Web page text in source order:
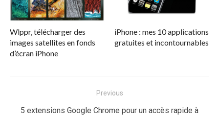
Wlppr, télécharger des
images satellites en fonds
d’écran iPhone
iPhone : mes 10 applications
gratuites et incontournables
de
Previous
Previous
5 extensions Google Chrome pour un accès rapide à